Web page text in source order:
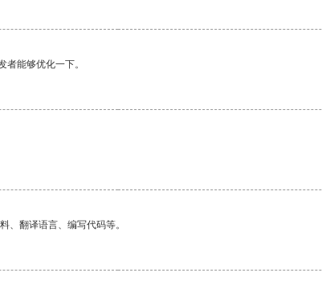
能够优化一下。
、翻译语言、编写代码等。